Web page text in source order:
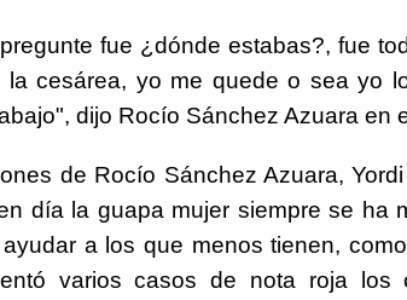
fue ¿dónde estabas?, fue
la cesárea, yo me quede o sea yo
dijo Rocío Sánchez Azuara en
de Rocío Sánchez Azuara,
día la guapa mujer siempre se ha
a los que menos tienen,
varios casos de nota roja los